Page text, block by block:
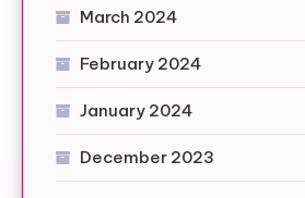
March 2024
February 2024
January 2024
December 2023